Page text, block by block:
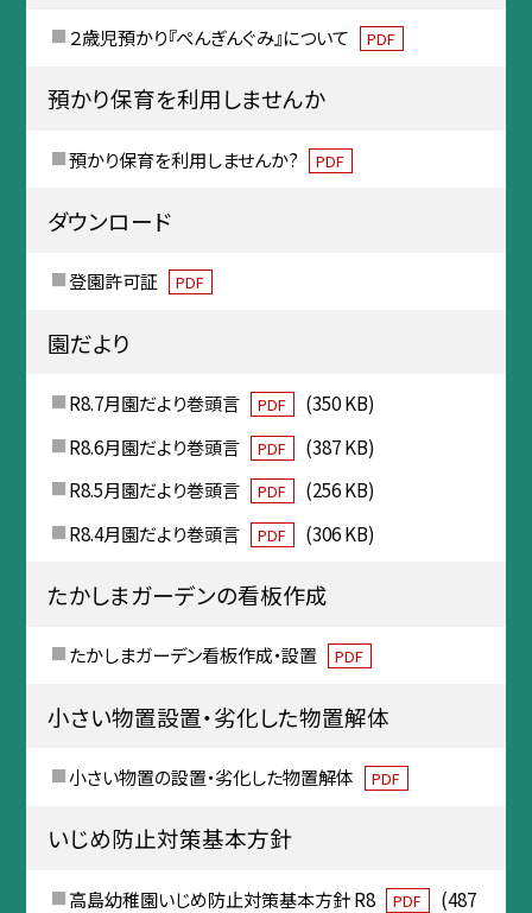
２歳児預かり『ぺんぎんぐみ』について PDF
預かり保育を利用しませんか
預かり保育を利用しませんか? PDF
ダウンロード
登園許可証 PDF
園だより
R8.7月園だより巻頭言 PDF
(350 KB)
R8.6月園だより巻頭言
PDF
(387 KB)
R8.5月園だより巻頭言
PDF
(256 KB)
R8.4月園だより巻頭言
PDF (306 KB)
たかしまガーデンの看板作成
たかしまガーデン看板作成・設置 PDF
小さい物置設置・劣化した物置解体
小さい物置の設置・劣化した物置解体 PDF
いじめ防止対策基本方針
高島幼稚園いじめ防止対策基本方針 R8 PDF
(487